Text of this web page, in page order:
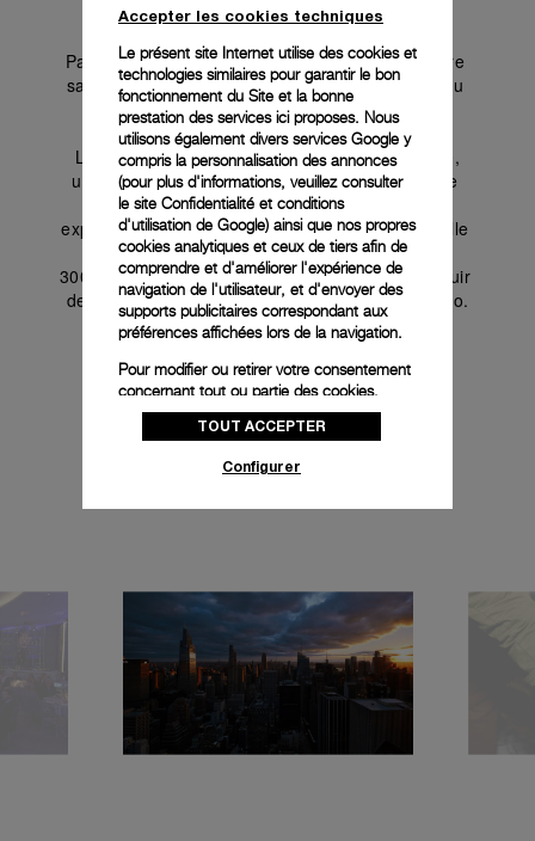
fonctionnel caractéristique. Le pont protège-
Paneristi », tandis que le fond de boîtier en verre
saphir fumé transparent est rehaussé du logo du
25e anniversaire des Paneristi.
un mouvement à remontage manuel doté d’une
réserve de marche de 3 jours, offrant une
expérience plus captivante à son propriétaire. Elle
offre une étanchéité jusqu’à 30 bars (environ
300 mètres) et s’accompagne d’un bracelet en cuir
de veau vintage avec une boucle trapèze brunito.
Accepter les cookies techniques
Le présent site Internet utilise des cookies et
technologies similaires pour garantir le bon
fonctionnement du Site et la bonne
prestation des services ici proposes. Nous
utilisons également divers services Google y
compris la personnalisation des annonces
(pour plus d'informations, veuillez consulter
le site Confidentialité et conditions
d'utilisation de Google) ainsi que nos propres
cookies analytiques et ceux de tiers afin de
comprendre et d'améliorer l'expérience de
navigation de l'utilisateur, et d'envoyer des
supports publicitaires correspondant aux
préférences affichées lors de la navigation.
Pour modifier ou retirer votre consentement
concernant tout ou partie des cookies,
cliquez sur « Configurer » ou consultez notre
politique des cookiespour obtenir plus
donnez votre consentement pour l’utilisation
donnez votre consentement uniquement
pour l’utilisation des cookies techniques.
TOUT ACCEPTER
Configurer